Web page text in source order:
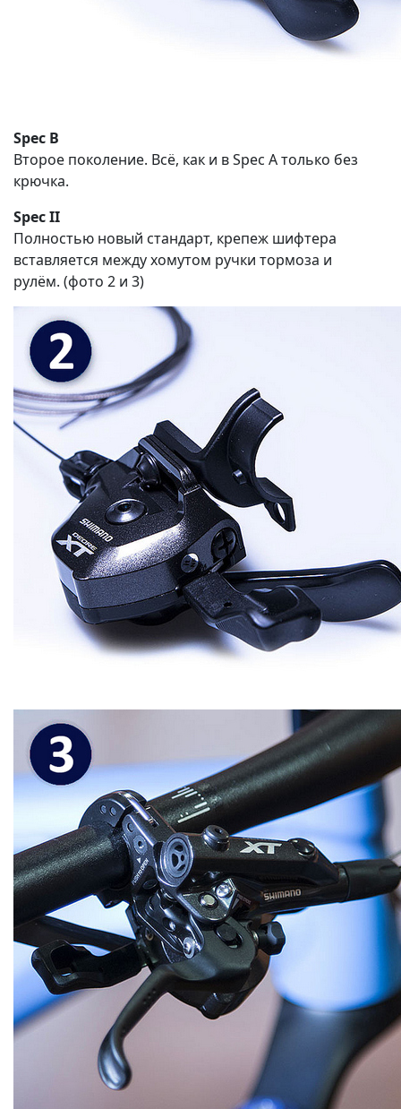
Spec B
Второе поколение. Всё, как и в Spec A только без
крючка.
Spec II
Полностью новый стандарт, крепеж шифтера
вставляется между хомутом ручки тормоза и
рулём. (фото 2 и 3)